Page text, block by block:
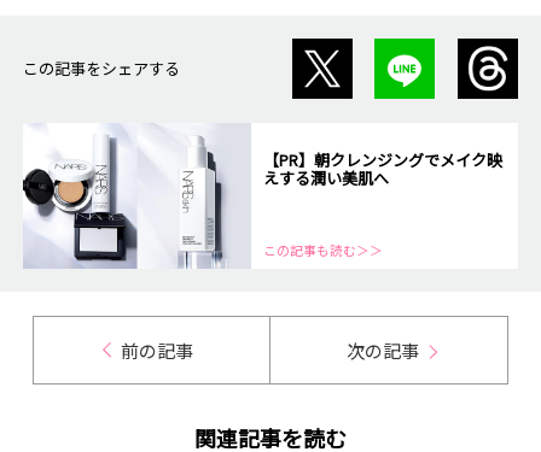
この記事をシェアする
【PR】朝クレンジングでメイク映
えする潤い美肌へ
この記事も読む＞＞
前の記事 次の記事
関連記事を読む